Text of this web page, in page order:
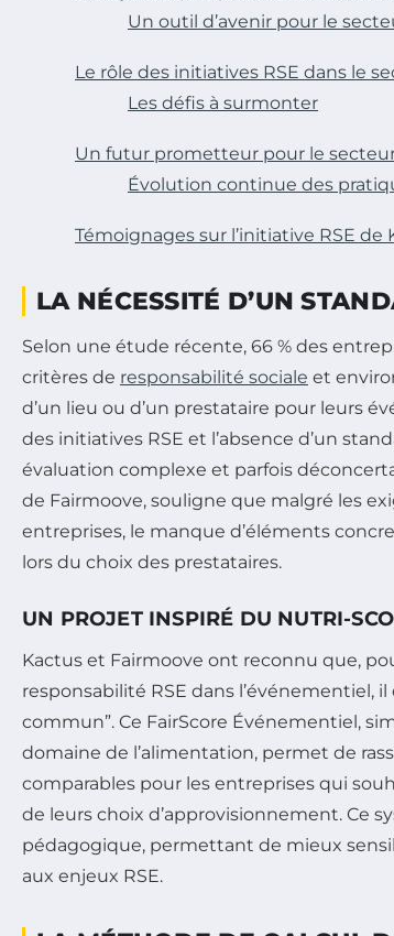
Un outil d’avenir pour le
Le rôle des initiatives RSE dans le
Les défis à surmonter
Un futur prometteur pour le
Évolution continue des
Témoignages sur l’initiative RSE de
LA NÉCESSITÉ D’UN
Selon une étude récente, 66 % des
critères de responsabilité sociale et
d’un lieu ou d’un prestataire pour leurs
des initiatives RSE et l’absence d’un
évaluation complexe et parfois
de Fairmoove, souligne que malgré les
entreprises, le manque d’éléments
lors du choix des prestataires.
UN PROJET INSPIRÉ DU NUTRI-
Kactus et Fairmoove ont reconnu que,
responsabilité RSE dans l’événementiel,
commun”. Ce FairScore Événementiel,
domaine de l’alimentation, permet de
comparables pour les entreprises qui
de leurs choix d’approvisionnement. Ce
pédagogique, permettant de mieux
aux enjeux RSE.